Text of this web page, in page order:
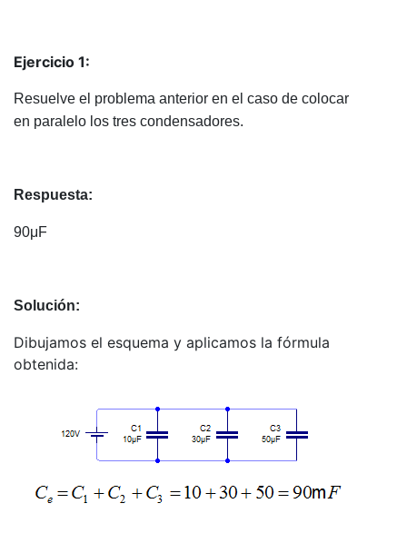
Ejercicio 1:
Resuelve el problema anterior en el caso de colocar
en paralelo los tres condensadores.
Respuesta:
90μF
Solución:
Dibujamos el esquema y aplicamos la fórmula
obtenida: